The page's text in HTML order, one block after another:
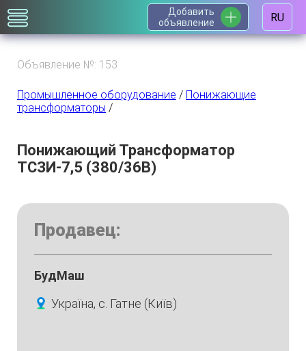
Добавить
объявление
RU
Объявление №: 153
Промышленное оборудование / Понижающие
трансформаторы /
Понижающий Трансформатор
ТСЗИ-7,5 (380/36В)
Продавец:
БудМаш
Україна, с. Гатне (Київ)